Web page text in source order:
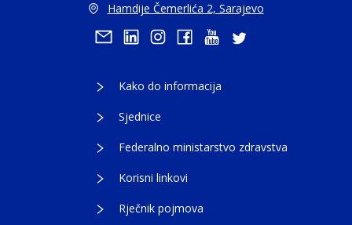
Hamdije Čemerlića 2, Sarajevo
Kako do informacija
Sjednice
Federalno ministarstvo zdravstva
Korisni linkovi
Rječnik pojmova